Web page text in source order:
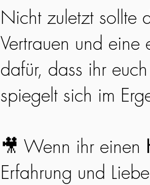
Nicht zuletzt sollte
Vertrauen und eine
dafür, dass ihr
spiegelt sich im
🎥 Wenn ihr einen
Erfahrung und